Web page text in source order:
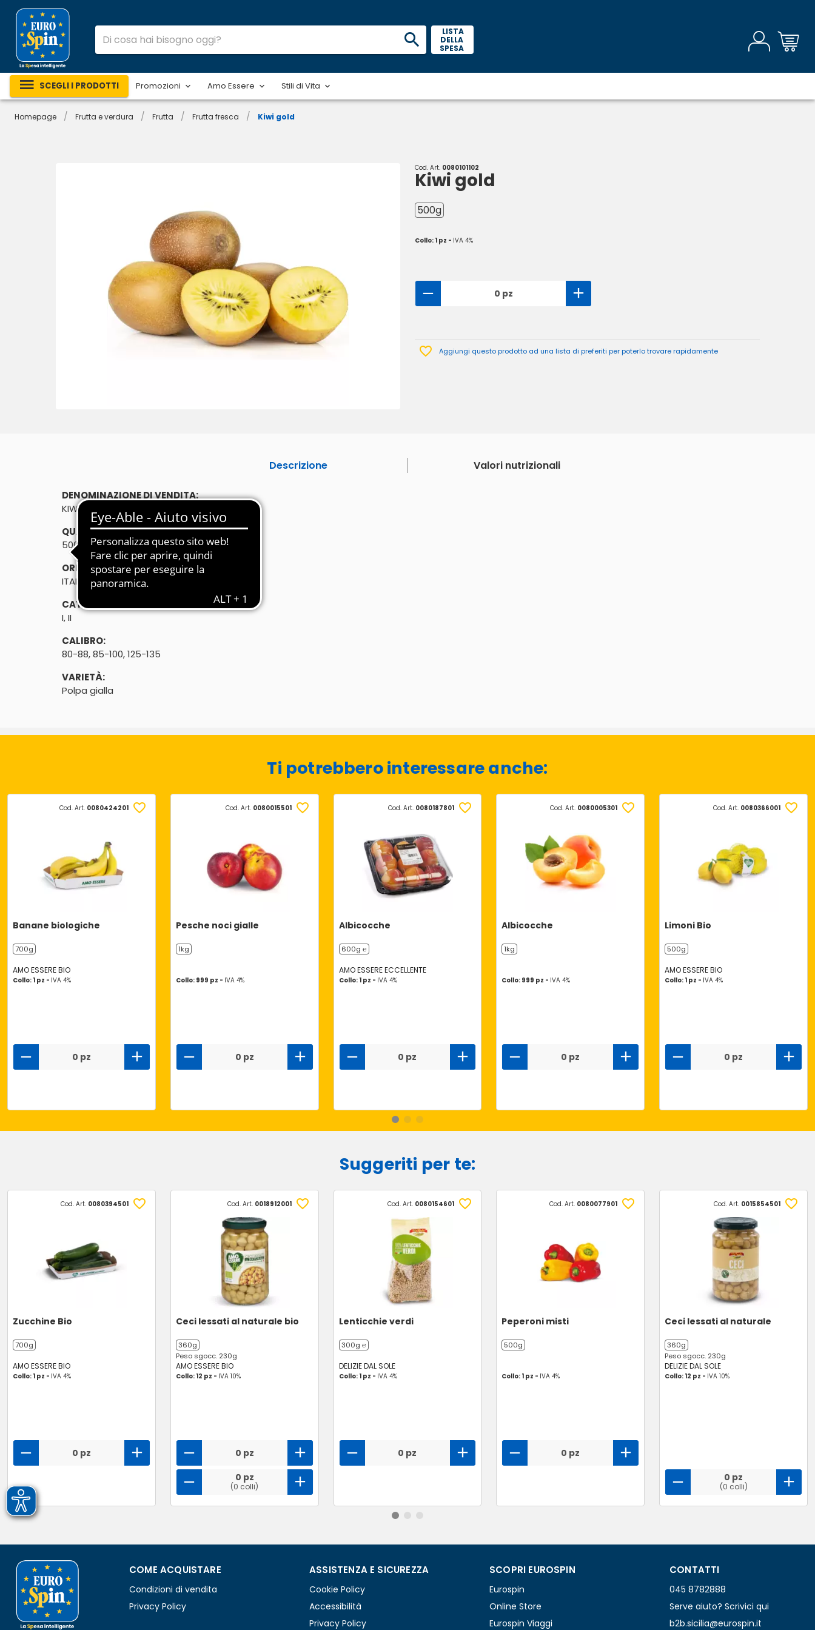
LISTA
DELLA
SPESA
SCEGLI I PRODOTTI Promozioni Amo Essere Stili di Vita
Homepage / Frutta e verdura / Frutta / Frutta fresca / Kiwi gold
Cod. Art. 0080101102
Kiwi gold
500g
Collo: 1 pz - IVA 4%
0 pz
Aggiungi questo prodotto ad una lista di preferiti per poterlo trovare rapidamente
Descrizione Valori nutrizionali
DENOMINAZIONE DI VENDITA:
KIWI GOLD 500g
QUANTITÀ:
500g
ORIGINE:
ITALIA
CATEGORIA:
I, II
CALIBRO:
80-88, 85-100, 125-135
VARIETÀ:
Polpa gialla
Ti potrebbero interessare anche:
Cod. Art. 0080424201
Banane biologiche
700g
AMO ESSERE BIO
Collo: 1 pz - IVA 4%
0 pz
Cod. Art. 0080015501
Pesche noci gialle
1kg
Collo: 999 pz - IVA 4%
0 pz
Cod. Art. 0080187801
Albicocche
600g ℮
AMO ESSERE ECCELLENTE
Collo: 1 pz - IVA 4%
0 pz
Cod. Art. 0080005301
Albicocche
1kg
Collo: 999 pz - IVA 4%
0 pz
Cod. Art. 0080366001
Limoni Bio
500g
AMO ESSERE BIO
Collo: 1 pz - IVA 4%
0 pz
Suggeriti per te:
Cod. Art. 0080394501
Zucchine Bio
700g
AMO ESSERE BIO
Collo: 1 pz - IVA 4%
0 pz
Cod. Art. 0018912001
Ceci lessati al naturale bio
360g
Peso sgocc. 230g
AMO ESSERE BIO
Collo: 12 pz - IVA 10%
0 pz
0 pz
(0 colli)
Cod. Art. 0080154601
Lenticchie verdi
300g ℮
DELIZIE DAL SOLE
Collo: 1 pz - IVA 4%
0 pz
Cod. Art. 0080077901
Peperoni misti
500g
Collo: 1 pz - IVA 4%
0 pz
Cod. Art. 0015854501
Ceci lessati al naturale
360g
Peso sgocc. 230g
DELIZIE DAL SOLE
Collo: 12 pz - IVA 10%
0 pz
(0 colli)
COME ACQUISTARE
Condizioni di vendita
Privacy Policy
ASSISTENZA E SICUREZZA
Cookie Policy
Accessibilità
Privacy Policy
SCOPRI EUROSPIN
Eurospin
Online Store
Eurospin Viaggi
CONTATTI
045 8782888
Serve aiuto? Scrivici qui
b2b.sicilia@eurospin.it